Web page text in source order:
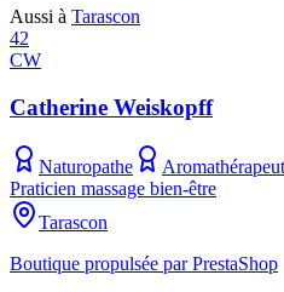
Aussi à Tarascon
42
CW
Catherine Weiskopff
Naturopathe
Praticien massage bien-être
Tarascon
Boutique propulsée par PrestaShop